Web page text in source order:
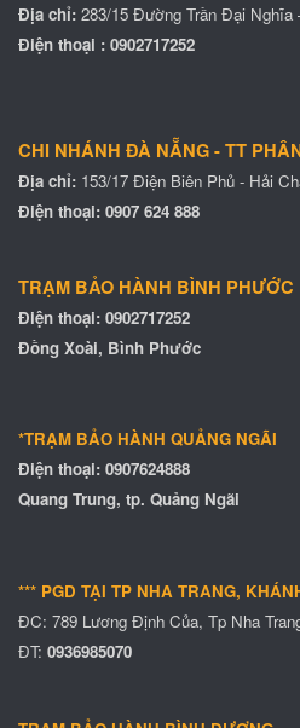
MÁY ĐẾM TIỀN XIUDUN 5118
Địa chỉ: 283/15 Đường Trần Đại Nghĩa
Điện thoại : 0902717252
CHI NHÁNH ĐÀ NẴNG - TT
Địa chỉ: 153/17 Điện Biên Phủ - Hải
Điện thoại: 0907 624 888
TRẠM BẢO HÀNH BÌNH PHƯỚC
Điện thoại: 0902717252
Đồng Xoài, Bình Phước
*TRẠM BẢO HÀNH QUẢNG NGÃI
Điện thoại: 0907624888
Quang Trung, tp. Quảng Ngãi
*** PGD TẠI TP NHA TRANG,
ĐC: 789 Lương Định Của, Tp Nha
ĐT: 0936985070